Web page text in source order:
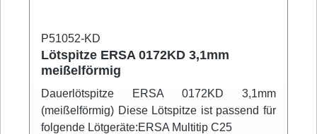
Ablageständer für Lötkolben Tip-Tool, Power-
Tool, Ergo-Tool , Micro-Tool, Tech-Tool, Multi-
TC, PTC70, Multitip-Serie, Multi-Pro, Basic-
Tool 60 und Basic-Tool 80 0A43 ERSA
Ablageständer für Entlötpinzette Chip Tool
0A44 ERSA Ablageständer für Entlötkolben X-
P51052-KD
Lötspitze ERSA 0172KD 3,1mm
meißelförmig
Dauerlötspitze ERSA 0172KD 3,1mm
(meißelförmig) Diese Lötspitze ist passend für
folgende Lötgeräte:ERSA Multitip C25